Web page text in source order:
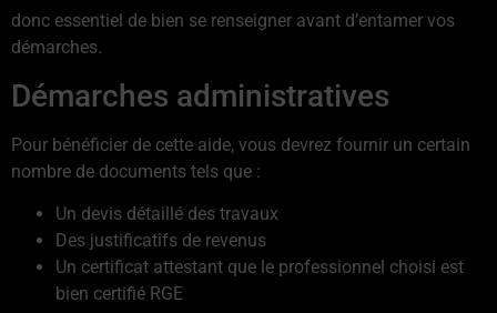
donc essentiel de bien se renseigner avant d’entamer vos
démarches.
Démarches administratives
Pour bénéficier de cette aide, vous devrez fournir un certain
nombre de documents tels que :
Un devis détaillé des travaux
Des justificatifs de revenus
Un certificat attestant que le professionnel choisi est
bien certifié RGE